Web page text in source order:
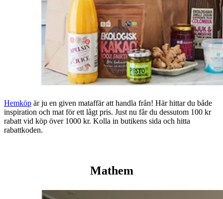
Hemköp är ju en given mataffär att handla från! Här hittar du både
inspiration och mat för ett lågt pris. Just nu får du dessutom 100 kr
rabatt vid köp över 1000 kr. Kolla in butikens sida och hitta
rabattkoden.
Mathem